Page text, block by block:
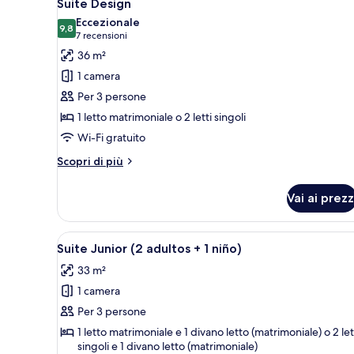
tutte
le
foto
per
Suite
Design
Suite Design
9,89,8 su 10
Eccezionale
7 recensioni
(7
recensioni)
36 m²
1 camera
Per 3 persone
1 letto matrimoniale o 2 letti singoli
Wi-Fi gratuito
Scopri di più
Altri
Design
Vai ai
Apri
tutte
le
foto
per
Suite
Junior
Una camera d'albergo con
4
Suite Junior (2 adultos + 1 niño)
33 m²
1 camera
Per 3 persone
1 letto matrimoniale e 1 divano letto (matrimoniale) o 2
singoli e 1 divano letto (matrimoniale)